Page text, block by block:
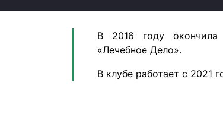
В 2016 году окончила
«Лечебное Дело».
В клубе работает с 2021